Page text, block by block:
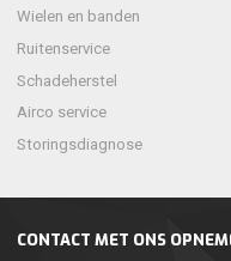
CONTACT MET ONS
Wielen en banden
Ruitenservice
Schadeherstel
Airco service
Storingsdiagnose